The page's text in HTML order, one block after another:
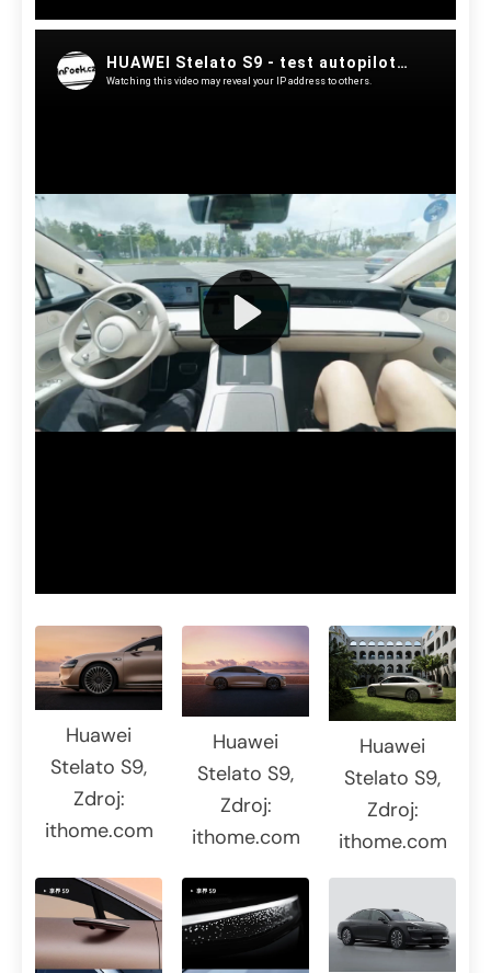
Huawei
Stelato S9,
Zdroj:
ithome.com
Huawei
Stelato S9,
Zdroj:
ithome.com
Huawei
Stelato S9,
Zdroj:
ithome.com